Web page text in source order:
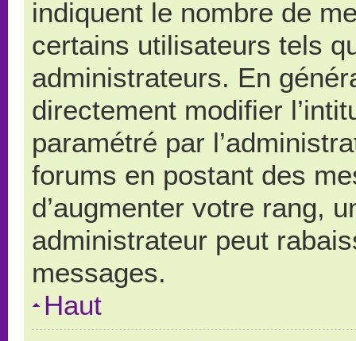
indiquent le nombre de
certains utilisateurs tels
administrateurs. En
directement modifier
paramétré par
forums en postant des
d’augmenter votre rang,
administrateur peut
messages.
Haut